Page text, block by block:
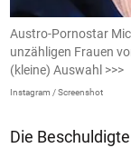
Austro-Pornostar
unzähligen Frauen
(kleine) Auswahl >>>
Instagram / Screenshot
Die